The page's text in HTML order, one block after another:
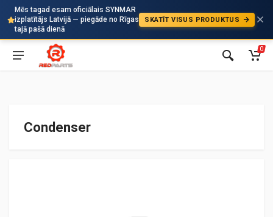
Mēs tagad esam oficiālais SYNMAR
izplatītājs Latvijā — piegāde no Rīgas
tajā pašā dienā
SKATĪT VISUS PRODUKTUS
Auto
0
Condenser